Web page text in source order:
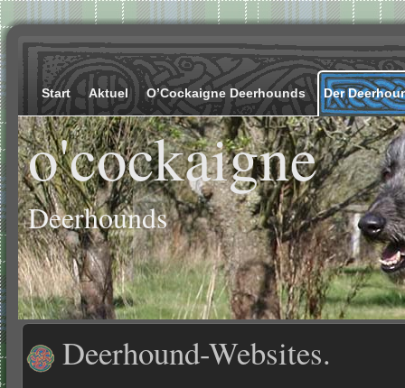
Start Aktuel O’Cockaigne Deerhounds Der
o'cockaigne
Deerhounds
Deerhound-Websites.